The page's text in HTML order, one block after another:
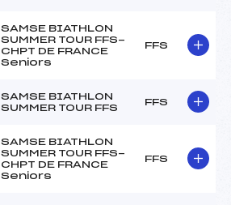
SAMSE BIATHLON
SUMMER TOUR FFS-
CHPT DE FRANCE
Seniors
FFS
SAMSE BIATHLON
SUMMER TOUR FFS
FFS
SAMSE BIATHLON
SUMMER TOUR FFS-
CHPT DE FRANCE
Seniors
FFS